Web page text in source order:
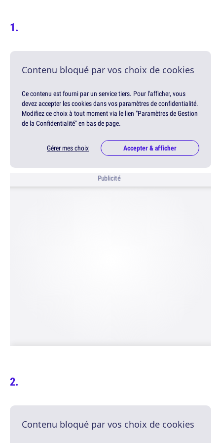
Contenu bloqué par vos choix de cookies
Ce contenu est fourni par un service tiers. Pour l'afficher, vous
devez accepter les cookies dans vos paramètres de confidentialité.
Modifiez ce choix à tout moment via le lien "Paramètres de Gestion
de la Confidentialité" en bas de page.
Gérer mes choix Accepter & afficher
Publicité
Contenu bloqué par vos choix de cookies